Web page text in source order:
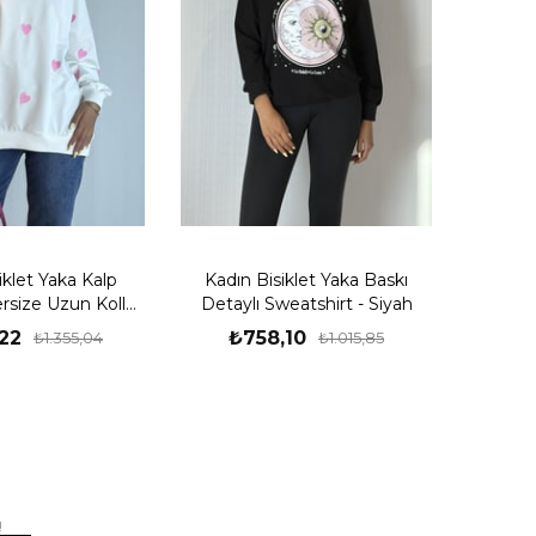
Yaka Kalp
Uzun Kollu
₺1.355,04
Kadın Bisiklet Yaka Baskı
Detaylı Sweatshirt - Siyah
₺758,10 ₺1.015,85